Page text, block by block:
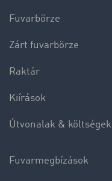
Fuvarbörze
Zárt fuvarbörze
Raktár
Kiírások
Útvonalak & költségek
Fuvarmegbízások